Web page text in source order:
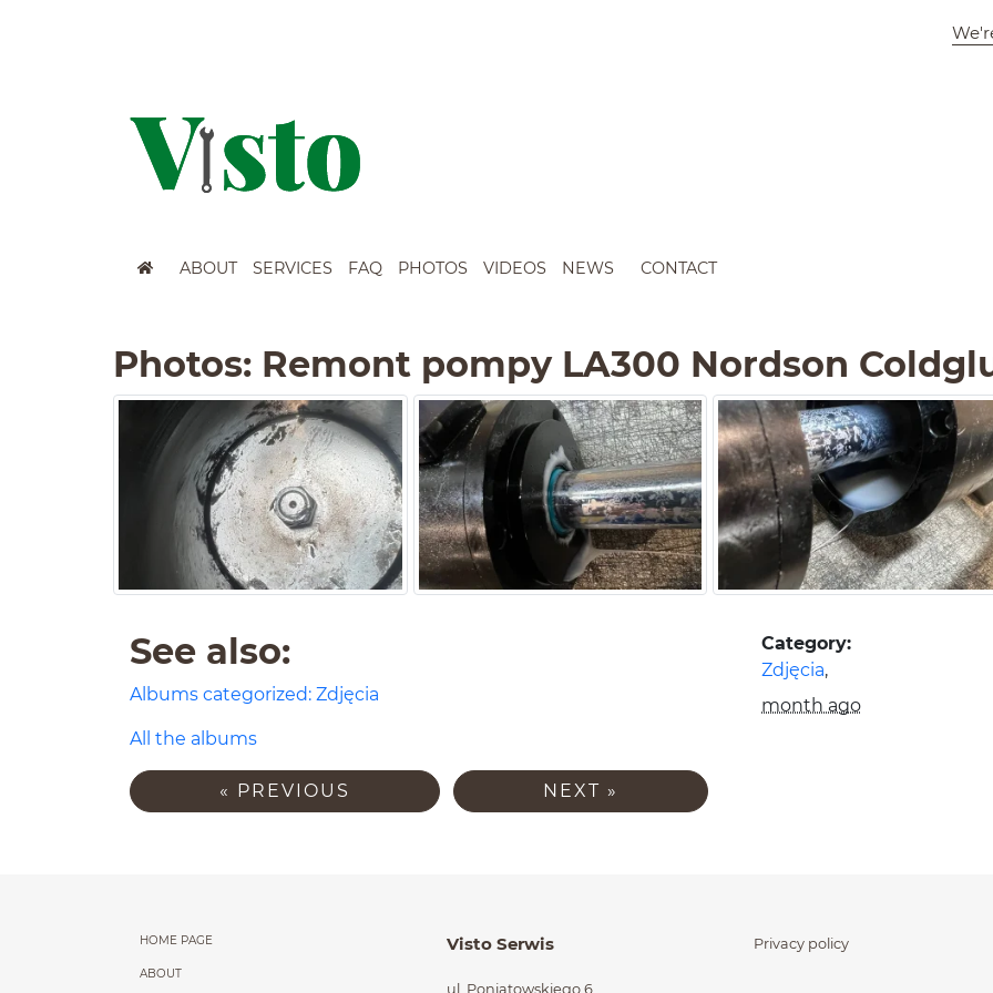
ABOUT SERVICES FAQ PHOTOS VIDEOS NEWS CONTACT
Treść strony
Photos: Remont pompy LA300 Nordson
See also:
Albums categorized: Zdjęcia
All the albums
Informacje
Category:
Zdjęcia,
Ostatnia aktualizacja:
month ago
Następna i poprzednia galeria
« PREVIOUS NEXT »
Menu główne powtórzone na końcu
HOME PAGE
ABOUT
Visto Serwis
ul. Poniatowskiego 6
Privacy policy